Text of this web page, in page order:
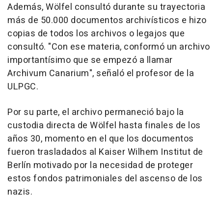
Además, Wölfel consultó durante su trayectoria
más de 50.000 documentos archivísticos e hizo
copias de todos los archivos o legajos que
consultó. "Con ese materia, conformó un archivo
importantísimo que se empezó a llamar
Archivum Canarium", señaló el profesor de la
ULPGC.
Por su parte, el archivo permaneció bajo la
custodia directa de Wölfel hasta finales de los
años 30, momento en el que los documentos
fueron trasladados al Kaiser Wilhem Institut de
Berlín motivado por la necesidad de proteger
estos fondos patrimoniales del ascenso de los
nazis.